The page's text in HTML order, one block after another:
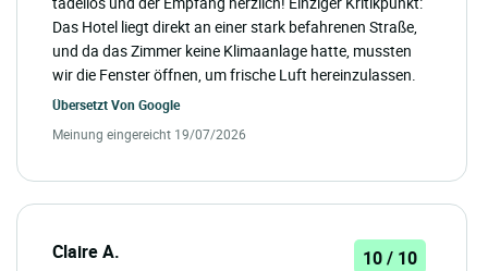
Das Hotel liegt direkt an einer stark befahrenen Straße,
und da das Zimmer keine Klimaanlage hatte, mussten
wir die Fenster öffnen, um frische Luft hereinzulassen.
Übersetzt Von Google
Meinung eingereicht 19/07/2026
Claire A. 10 / 10